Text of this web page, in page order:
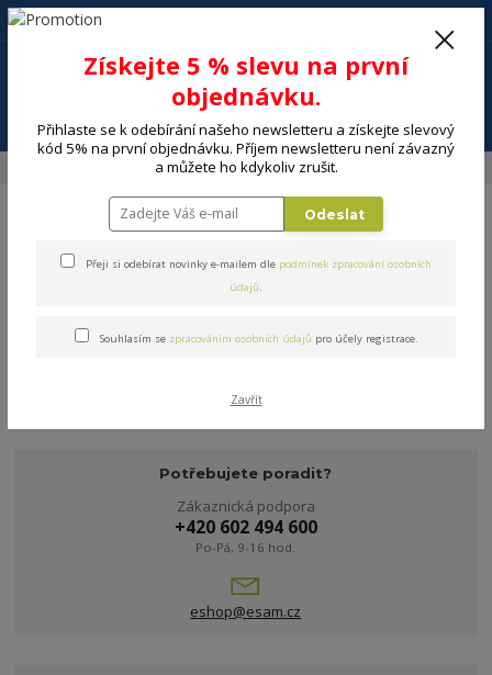
+420 602 494 600
Pečení a cukrářské potřeby
Pomůcky
Potřebujete poradit?
Zákaznická podpora
+420 602 494 600
Po-Pá, 9-16 hod.
eshop@esam.cz
Získejte 5 % slevu na první
objednávku.
Přihlaste se k odebírání našeho newsletteru a získejte slevový
kód 5% na první objednávku. Příjem newsletteru není závazný
a můžete ho kdykoliv zrušit.
Odeslat
Přeji si odebírat novinky e-mailem dle podmínek zpracování osobních
údajů.
Souhlasím se zpracováním osobních údajů pro účely registrace.
Zavřít